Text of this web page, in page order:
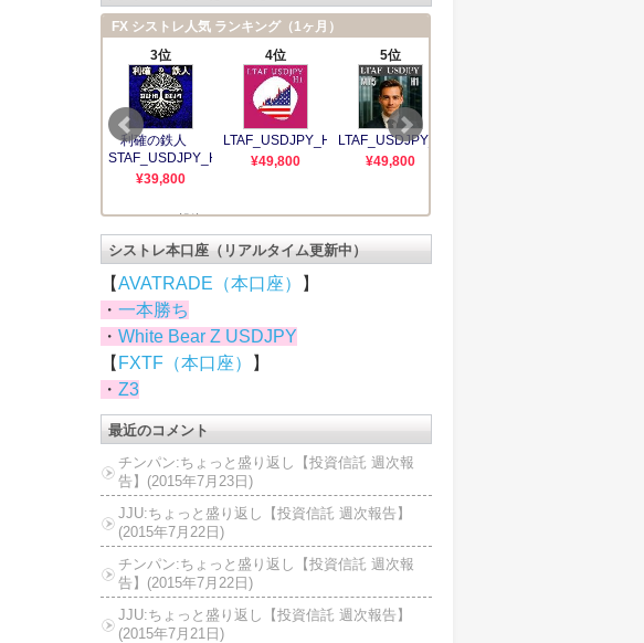
シストレ本口座（リアルタイム更新中）
【AVATRADE（本口座）
】
・ 一本勝ち
・ White Bear Z USDJPY
【 FXTF（本口座）
】
・ Z3
最近のコメント
チンパン:ちょっと盛り返し【投資信託 週次報
告】(2015年7月23日)
JJU:ちょっと盛り返し【投資信託 週次報告】
(2015年7月22日)
チンパン:ちょっと盛り返し【投資信託 週次報
告】(2015年7月22日)
JJU:ちょっと盛り返し【投資信託 週次報告】
(2015年7月21日)